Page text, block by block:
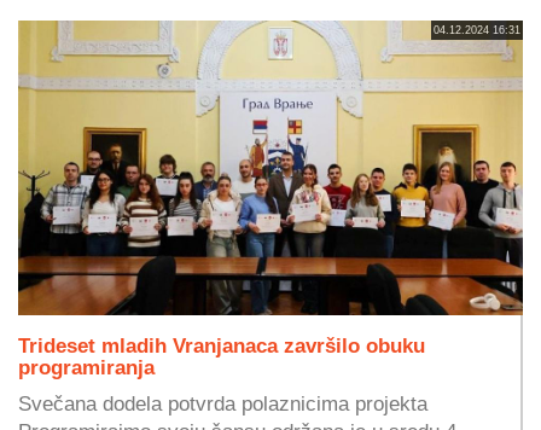
04.12.2024 16:31
Trideset mladih Vranjanaca završilo obuku
programiranja
Svečana dodela potvrda polaznicima projekta